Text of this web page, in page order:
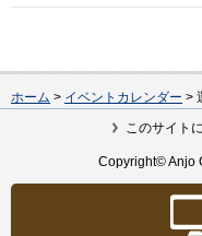
ホーム > イベントカレンダー >
このサイト
Copyright© Anjo